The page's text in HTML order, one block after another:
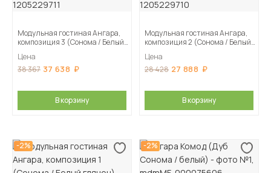
Модульная гостиная Ангара,
композиция 3 (Сонома / Белый
Цена
38 367 37 638
В корзину
Модульная гостиная Ангара,
композиция 2 (Сонома / Белый
Цена
28 428 27 888
В корзину
-2% -2%